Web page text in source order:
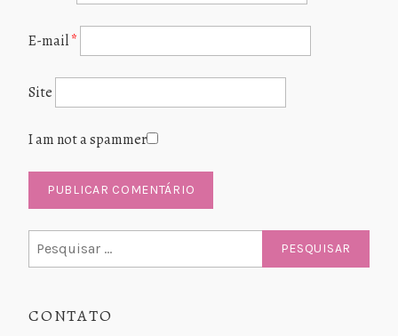
E-mail*
Site
I am not a spammer
por:
CONTATO